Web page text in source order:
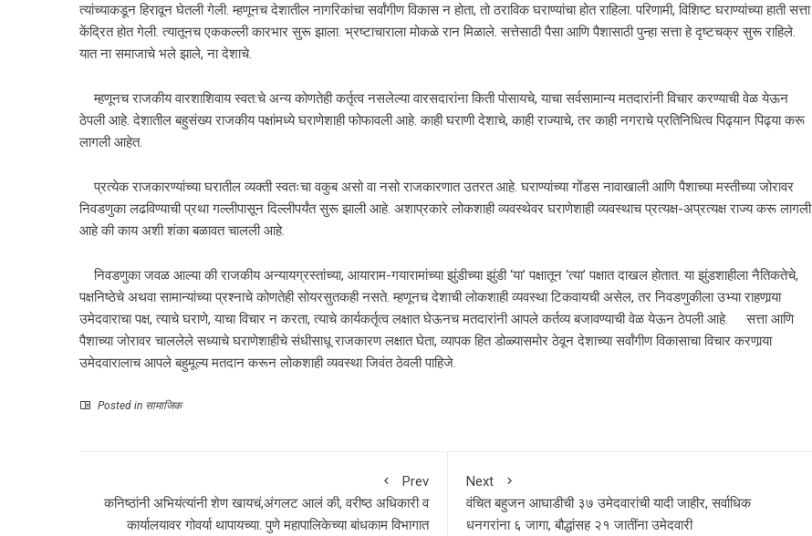
त्यांच्याकडून हिरावून घेतली गेली. म्हणूनच देशातील नागरिकांचा सर्वांगीण विकास न होता, तो ठराविक घराण्यांचा होत राहिला. परिणामी, विशिष्ट घराण्यांच्या हाती सत्ता
केंद्रित होत गेली. त्यातूनच एककल्ली कारभार सुरू झाला. भ्रष्टाचाराला मोकळे रान मिळाले. सत्तेसाठी पैसा आणि पैशासाठी पुन्हा सत्ता हे दृष्टचक्र सुरू राहिले.
यात ना समाजाचे भले झाले, ना देशाचे.
म्हणूनच राजकीय वारशाशिवाय स्वत:चे अन्य कोणतेही कर्तृत्व नसलेल्या वारसदारांना किती पोसायचे, याचा सर्वसामान्य मतदारांनी विचार करण्याची वेळ येऊन
ठेपली आहे. देशातील बहुसंख्य राजकीय पक्षांमध्ये घराणेशाही फोफावली आहे. काही घराणी देशाचे, काही राज्याचे, तर काही नगराचे प्रतिनिधित्व पिढ्यान पिढ्या करू
लागली आहेत.
प्रत्येक राजकारण्यांच्या घरातील व्यक्ती स्वतःचा वकुब असो वा नसो राजकारणात उतरत आहे. घराण्यांच्या गोंडस नावाखाली आणि पैशाच्या मस्तीच्या जोरावर
निवडणुका लढविण्याची प्रथा गल्लीपासून दिल्लीपर्यंत सुरू झाली आहे. अशाप्रकारे लोकशाही व्यवस्थेवर घराणेशाही व्यवस्थाच प्रत्यक्ष-अप्रत्यक्ष राज्य करू लागली
आहे की काय अशी शंका बळावत चालली आहे.
निवडणुका जवळ आल्या की राजकीय अन्यायग्रस्तांच्या, आयाराम-गयारामांच्या झुंडीच्या झुंडी ‘या’ पक्षातून ‘त्या’ पक्षात दाखल होतात. या झुंडशाहीला नैतिकतेचे,
पक्षनिष्ठेचे अथवा सामान्यांच्या प्रश्नाचे कोणतेही सोयरसुतकही नसते. म्हणूनच देशाची लोकशाही व्यवस्था टिकवायची असेल, तर निवडणुकीला उभ्या राहणार्‍या
उमेदवाराचा पक्ष, त्याचे घराणे, याचा विचार न करता, त्याचे कार्यकर्तृत्व लक्षात घेऊनच मतदारांनी आपले कर्तव्य बजावण्याची वेळ येऊन ठेपली आहे. सत्ता आणि
पैशाच्या जोरावर चाललेले सध्याचे घराणेशाहीचे संधीसाधू राजकारण लक्षात घेता, व्यापक हित डोळ्यासमोर ठेवून देशाच्या सर्वांगीण विकासाचा विचार करणार्‍या
उमेदवारालाच आपले बहुमूल्य मतदान करून लोकशाही व्यवस्था जिवंत ठेवली पाहिजे.
Posted in सामाजिक
Prev
कनिष्ठांनी अभियंत्यांनी शेण खायचं,अंगलट आलं की, वरीष्ठ अधिकारी व
कार्यालयावर गोवर्या थापायच्या. पुणे महापालिकेच्या बांधकाम विभागात
Next
वंचित बहुजन आघाडीची ३७ उमेदवारांची यादी जाहीर, सर्वाधिक
धनगरांना ६ जागा, बौद्धांसह २१ जातींना उमेदवारी